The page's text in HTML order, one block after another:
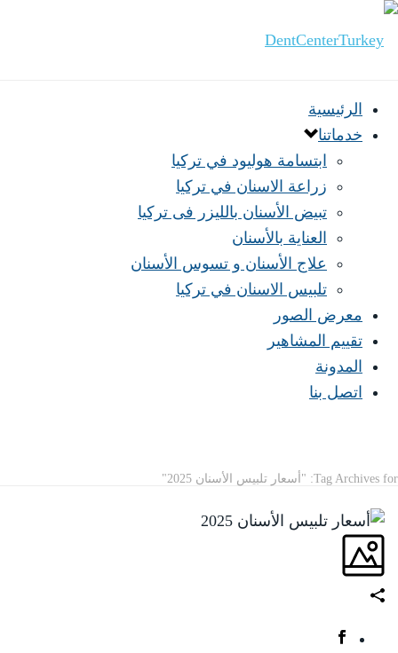
الرئيسية
خدماتنا
ابتسامة هوليود في تركيا
زراعة الاسنان في تركيا
تبيض الأسنان بالليزر فى تركيا
العناية بالأسنان
علاج الأسنان و تسوس الأسنان
تلبيس الاسنان في تركيا
معرض الصور
تقييم المشاهير
المدونة
اتصل بنا
Tag Archives for: "أسعار تلبيس الأسنان 2025"